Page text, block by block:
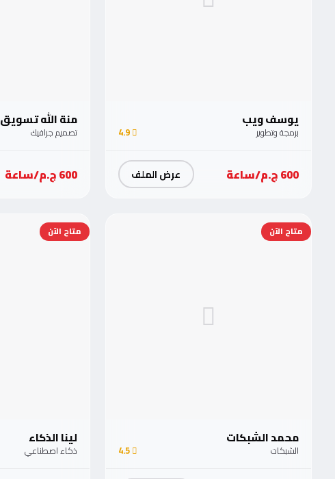
يوسف ويب
برمجة وتطوير 4.9
600 ج.م/ساعة عرض الملف
منة الله تسويق
تصميم جرافيك
600 ج.م/ساعة
متاح الآن
محمد الشبكات
الشبكات 4.5
متاح الآن
لينا الذكاء
ذكاء اصطناعي